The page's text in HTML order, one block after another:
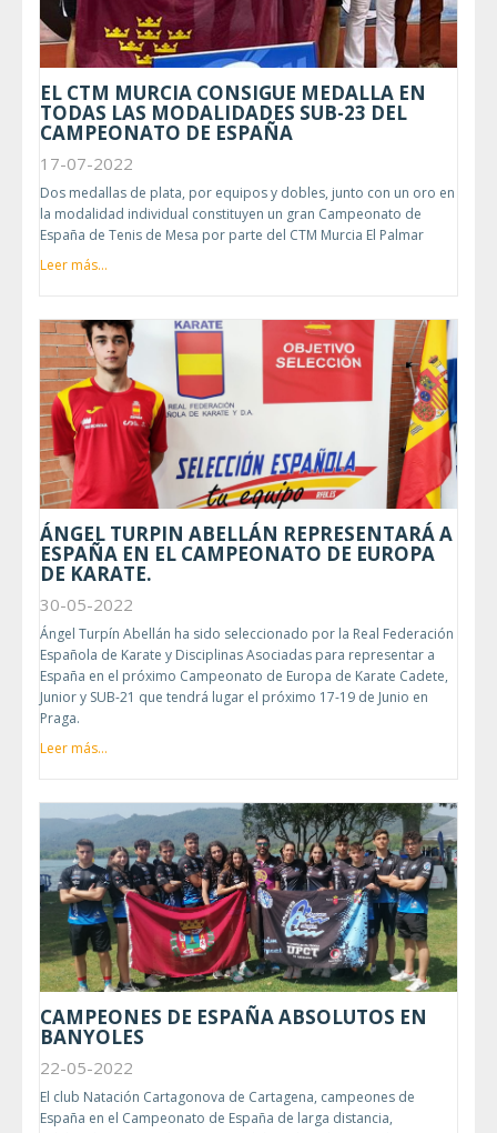
EL CTM MURCIA CONSIGUE MEDALLA EN
TODAS LAS MODALIDADES SUB-23 DEL
CAMPEONATO DE ESPAÑA
17-07-2022
Dos medallas de plata, por equipos y dobles, junto con un oro en
la modalidad individual constituyen un gran Campeonato de
España de Tenis de Mesa por parte del CTM Murcia El Palmar
Leer más...
ÁNGEL TURPIN ABELLÁN REPRESENTARÁ A
ESPAÑA EN EL CAMPEONATO DE EUROPA
DE KARATE.
30-05-2022
Ángel Turpín Abellán ha sido seleccionado por la Real Federación
Española de Karate y Disciplinas Asociadas para representar a
España en el próximo Campeonato de Europa de Karate Cadete,
Junior y SUB-21 que tendrá lugar el próximo 17-19 de Junio en
Praga.
Leer más...
CAMPEONES DE ESPAÑA ABSOLUTOS EN
BANYOLES
22-05-2022
El club Natación Cartagonova de Cartagena, campeones de
España en el Campeonato de España de larga distancia,